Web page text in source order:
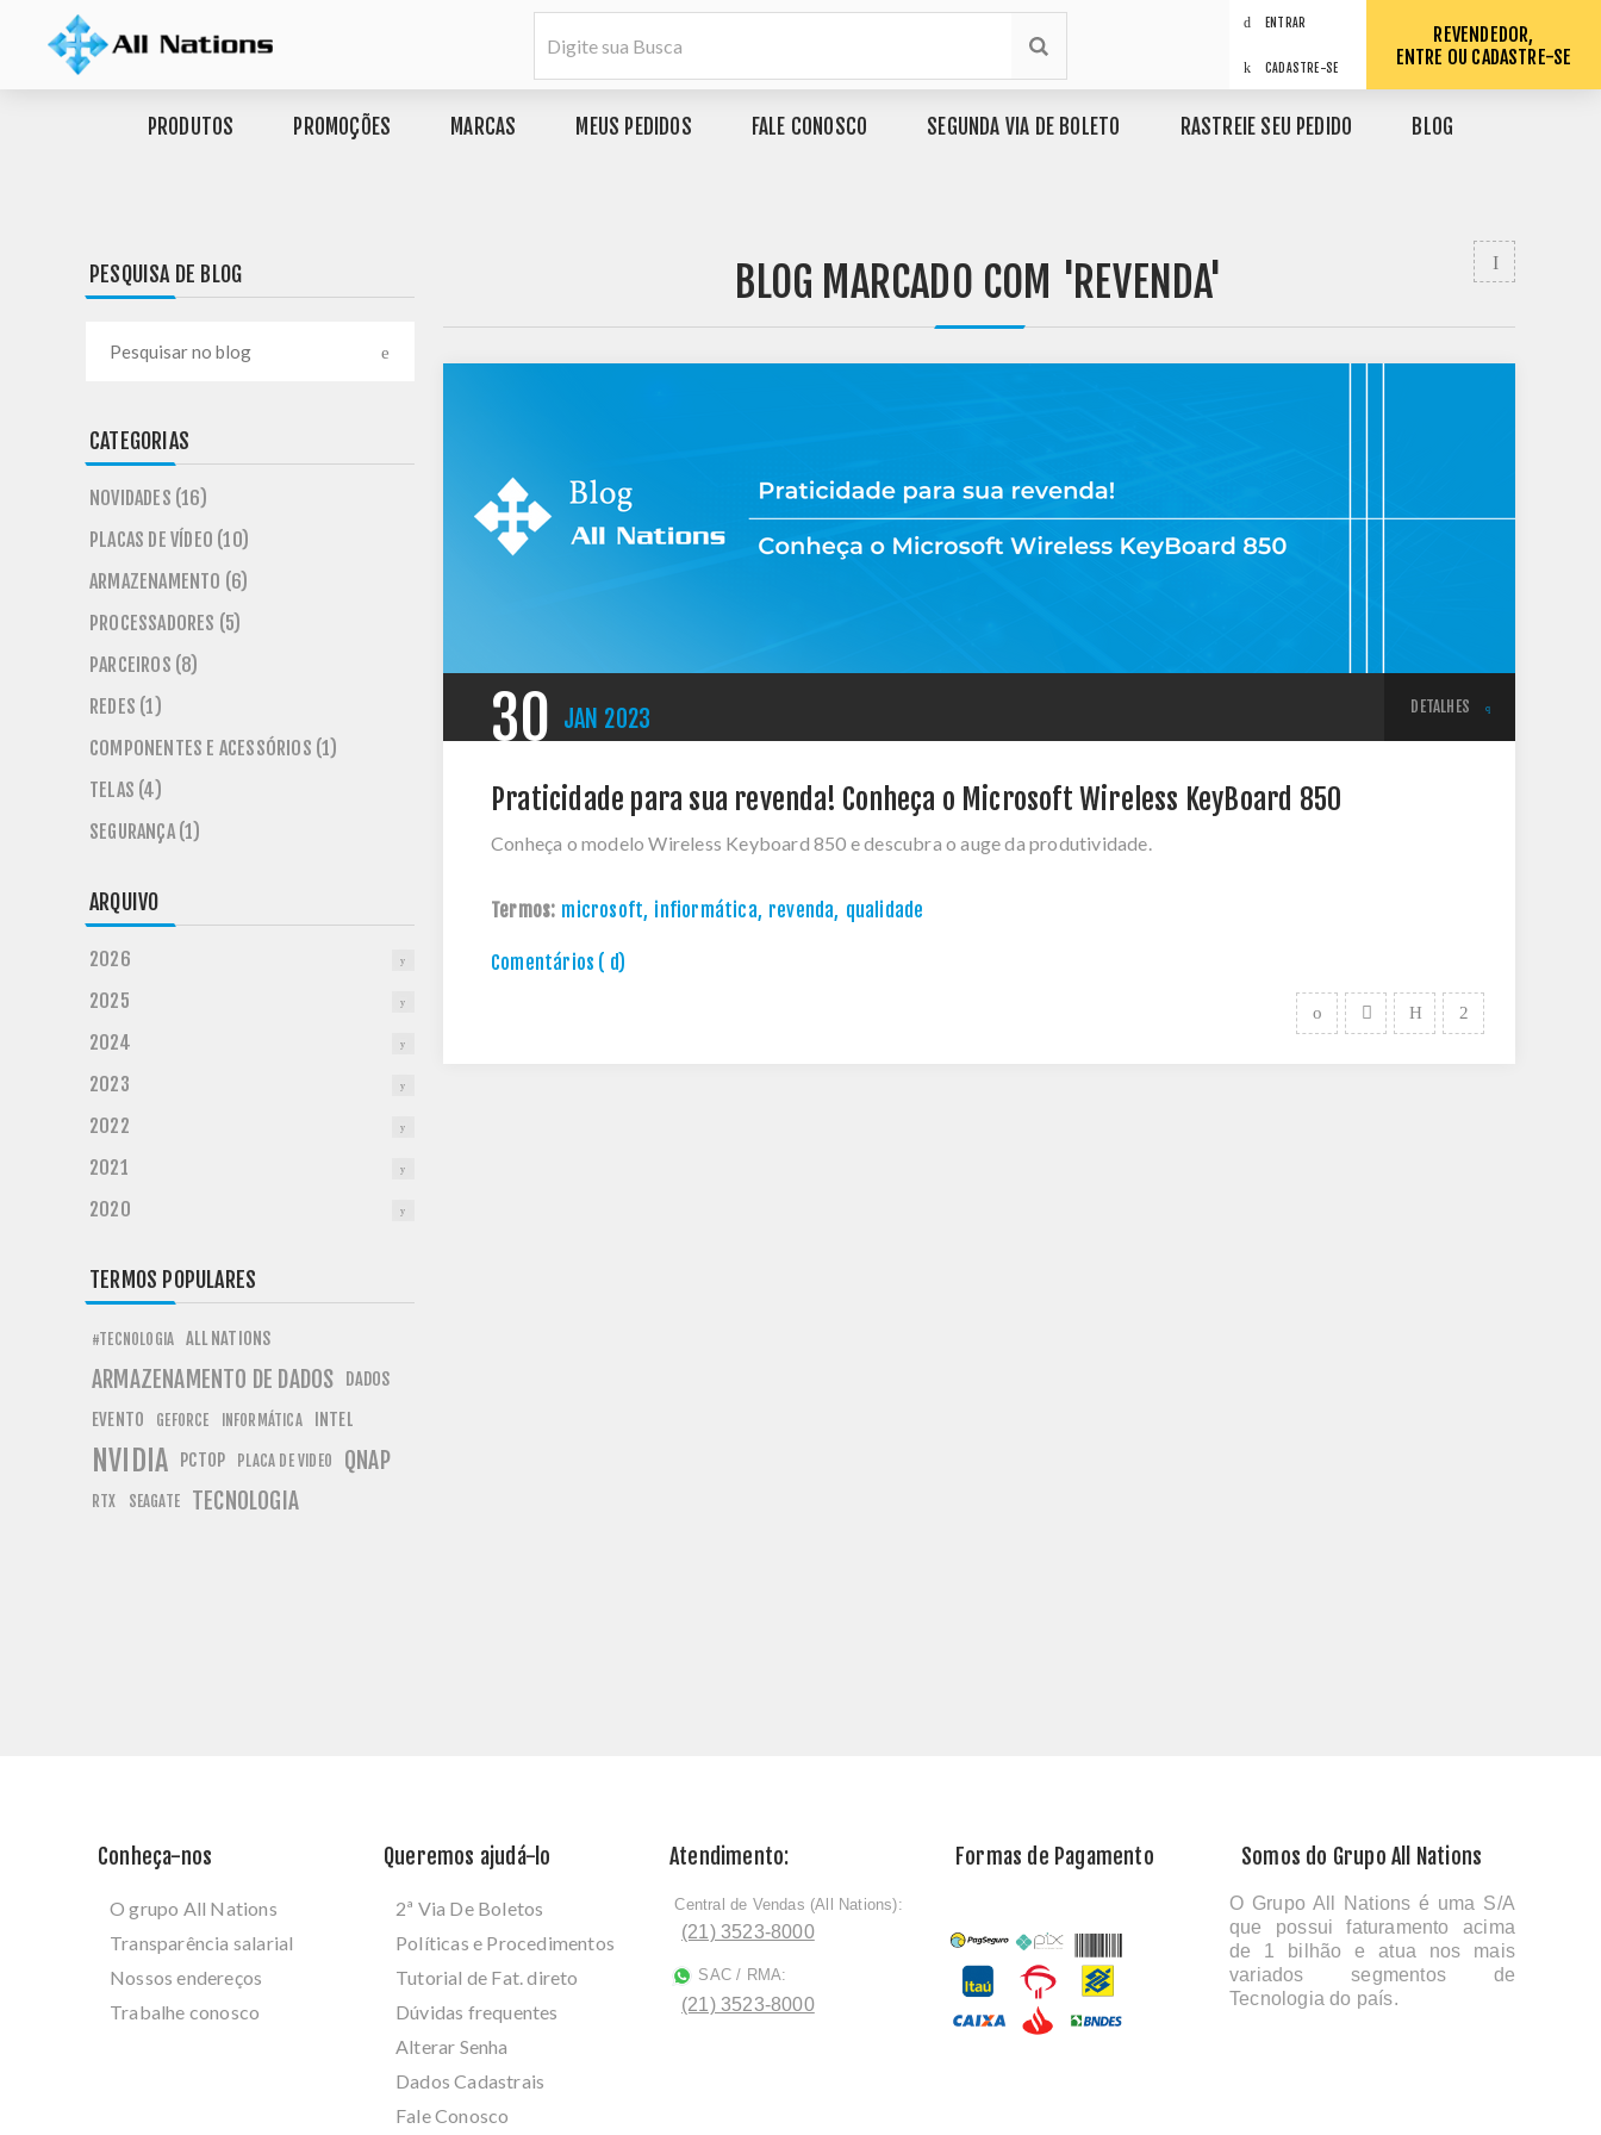
ENTRAR
CADASTRE-SE
REVENDEDOR,
ENTRE OU CADASTRE-SE
PRODUTOS PROMOÇÕES MARCAS MEUS PEDIDOS FALE CONOSCO SEGUNDA VIA DE BOLETO RASTREIE SEU PEDIDO BLOG
BLOG MARCADO COM 'REVENDA'
30 JAN 2023 DETALHES
Praticidade para sua revenda! Conheça o Microsoft Wireless KeyBoard 850
Conheça o modelo Wireless Keyboard 850 e descubra o auge da produtividade.
Termos: microsoft, infiormática, revenda, qualidade
Comentários ( d)
PESQUISA DE BLOG
CATEGORIAS
NOVIDADES (16)
PLACAS DE VÍDEO (10)
ARMAZENAMENTO (6)
PROCESSADORES (5)
PARCEIROS (8)
REDES (1)
COMPONENTES E ACESSÓRIOS (1)
TELAS (4)
SEGURANÇA (1)
ARQUIVO
2026
2025
2024
2023
2022
2021
2020
TERMOS POPULARES
#TECNOLOGIA ALL NATIONS
ARMAZENAMENTO DE DADOS DADOS
EVENTO
GEFORCE INFORMÁTICA INTEL
NVIDIA PCTOP PLACA DE VIDEO QNAP
RTX SEAGATE TECNOLOGIA
Conheça-nos
O grupo All Nations
Transparência salarial
Nossos endereços
Trabalhe conosco
Queremos ajudá-lo
2ª Via De Boletos
Políticas e Procedimentos
Tutorial de Fat. direto
Dúvidas frequentes
Alterar Senha
Dados Cadastrais
Fale Conosco
Atendimento:
ﾠCentral de Vendas (All Nations):
(21) 3523-8000
SAC / RMA:
(21) 3523-8000
Formas de Pagamento Somos do Grupo All Nations
O Grupo All Nations é uma S/A
que possui faturamento acima
de 1 bilhão e atua nos mais
variados segmentos de
Tecnologia do país.